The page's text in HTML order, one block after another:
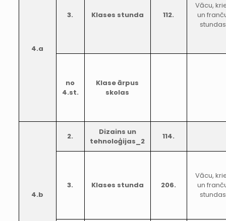
4.a
3. Klases stunda 112.
Vācu,
un
no
4.st.
Klase ārpus
skolas
4.b
2.
Dizains un
tehnoloģijas_2
114.
3. Klases stunda 206.
Vācu,
un